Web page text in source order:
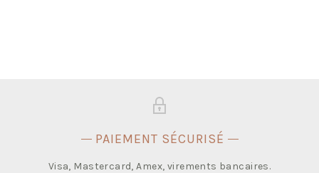
PAIEMENT SÉCURISÉ
Visa, Mastercard, Amex, virements bancaires.